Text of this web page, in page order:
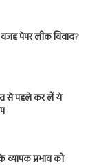
पेपर लीक विवाद?
से पहले कर लें ये
व्यापक प्रभाव को